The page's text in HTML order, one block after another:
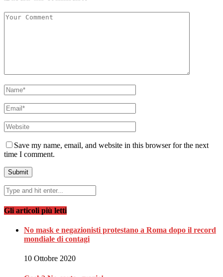
Save my name, email, and website in this browser for the next
time I comment.
Gli articoli più letti
No mask e negazionisti protestano a Roma dopo il record
mondiale di contagi
10 Ottobre 2020